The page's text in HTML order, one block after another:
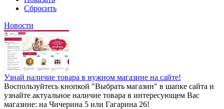
Сбросить
Новости
Узнай наличие товара в нужном магазине на сайте!
Воспользуйтесь кнопкой "Выбрать магазин" в шапке сайта и
узнайте актуальное наличие товара в интересующем Вас
магазине: на Чичерина 5 или Гагарина 26!